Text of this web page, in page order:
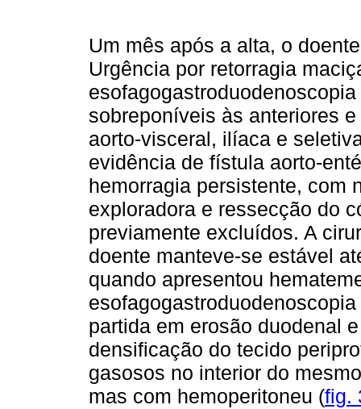
Um mês após a alta, o
Urgência por retorragia
sobreponíveis às anteriores
aorto-visceral, ilíaca e
evidência de fístula aorto-
hemorragia persistente, com
exploradora e ressecção do
previamente excluídos. A
doente manteve-se estável
quando apresentou
partida em erosão duodenal
densificação do tecido
gasosos no interior do
mas com hemoperitoneu (fig.